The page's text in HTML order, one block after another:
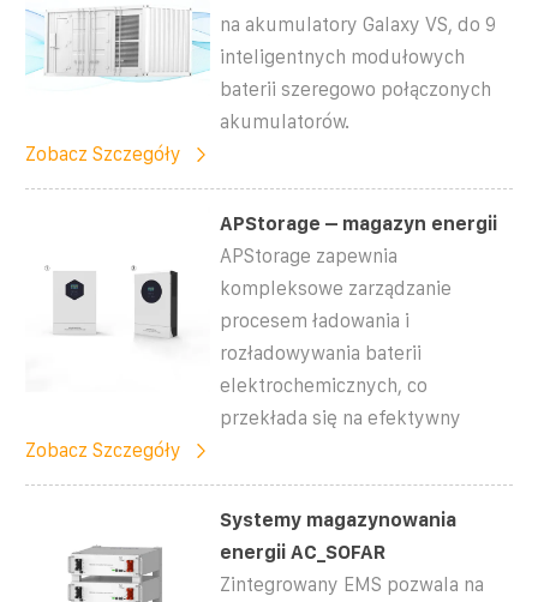
na akumulatory Galaxy VS, do 9
inteligentnych modułowych
baterii szeregowo połączonych
akumulatorów.
Zobacz Szczegóły
APStorage – magazyn energii
APStorage zapewnia
kompleksowe zarządzanie
procesem ładowania i
rozładowywania baterii
elektrochemicznych, co
przekłada się na efektywny
Zobacz Szczegóły
Systemy magazynowania
energii AC_SOFAR
Zintegrowany EMS pozwala na